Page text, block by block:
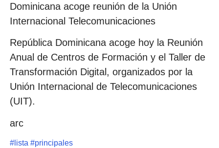
Dominicana acoge reunión de la Unión
Internacional Telecomunicaciones
República Dominicana acoge hoy la Reunión
Anual de Centros de Formación y el Taller de
Transformación Digital, organizados por la
Unión Internacional de Telecomunicaciones
(UIT).
arc
# lista #principales